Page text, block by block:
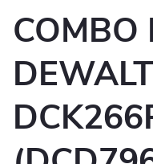
COMBO
DEWALT